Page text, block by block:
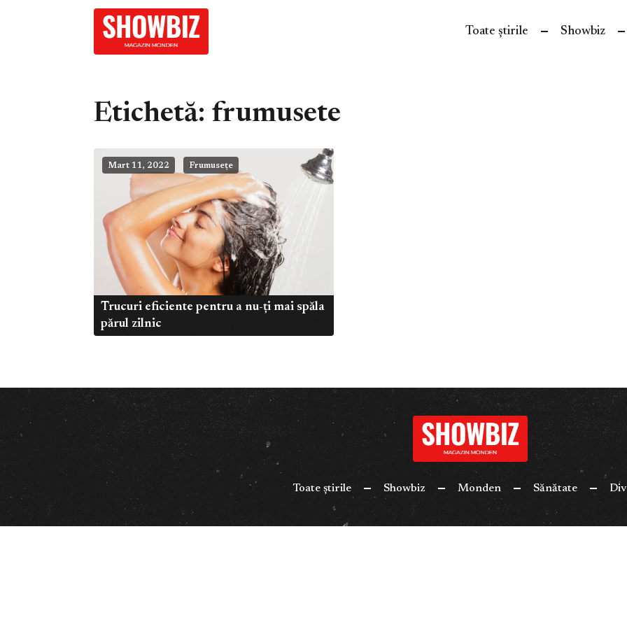
Toate știrile Showbiz
Etichetă: frumusete
Mart 11, 2022 Frumusețe
Trucuri eficiente pentru a nu-ți mai spăla
părul zilnic
Toate știrile Showbiz Monden Sănătate